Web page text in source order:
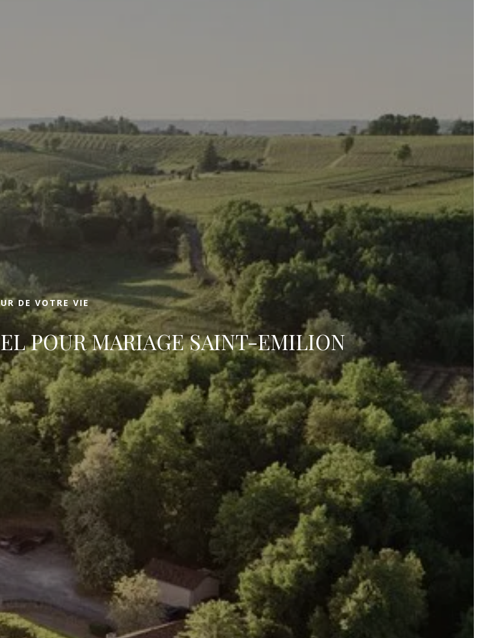
RÉSERVER UNE CHAMBRE
Arrivée
Départ
Départ
Réserver
DE VOTRE VIE
POUR MARIAGE SAINT-EMILION